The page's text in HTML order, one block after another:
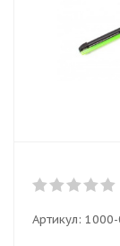
Артикул: 1000-